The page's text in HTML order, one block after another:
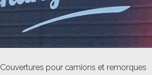
Couvertures pour camions et remorques